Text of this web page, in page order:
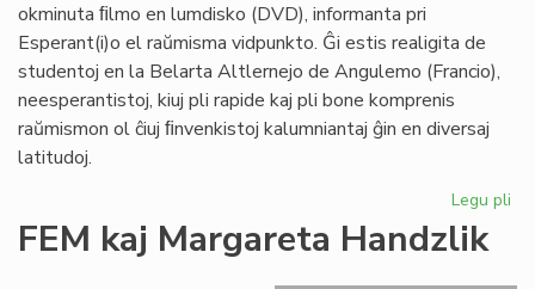
okminuta ﬁlmo en lumdisko (DVD), informanta pri
Esperant(i)o el raŭmisma vidpunkto. Ĝi estis realigita de
studentoj en la Belarta Altlernejo de Angulemo (Francio),
neesperantistoj, kiuj pli rapide kaj pli bone komprenis
raŭmismon ol ĉiuj ﬁnvenkistoj kalumniantaj ĝin en diversaj
latitudoj.
Legu pli
FEM kaj Margareta Handzlik